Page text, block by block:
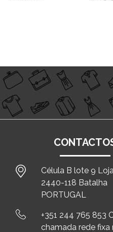
Célula B lote 9
2440-118 Batalha
PORTUGAL
+351 244 765 853
chamada rede fixa